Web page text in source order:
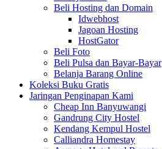
Beli Hosting dan Domain
Idwebhost
Jagoan Hosting
HostGator
Beli Foto
Beli Pulsa dan Bayar-Bayar
Belanja Barang Online
Koleksi Buku Gratis
Jaringan Penginapan Kami
Cheap Inn Banyuwangi
Gandrung City Hostel
Kendang Kempul Hostel
Calliandra Homestay